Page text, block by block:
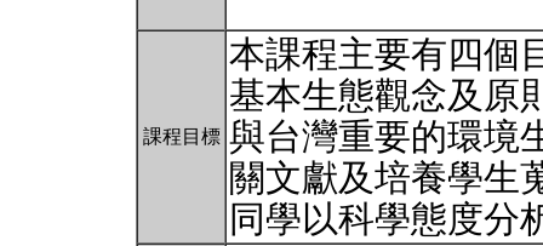
課程目標
本課程主要有四個
基本生態觀念及原
與台灣重要的環境
關文獻及培養學生
同學以科學態度分